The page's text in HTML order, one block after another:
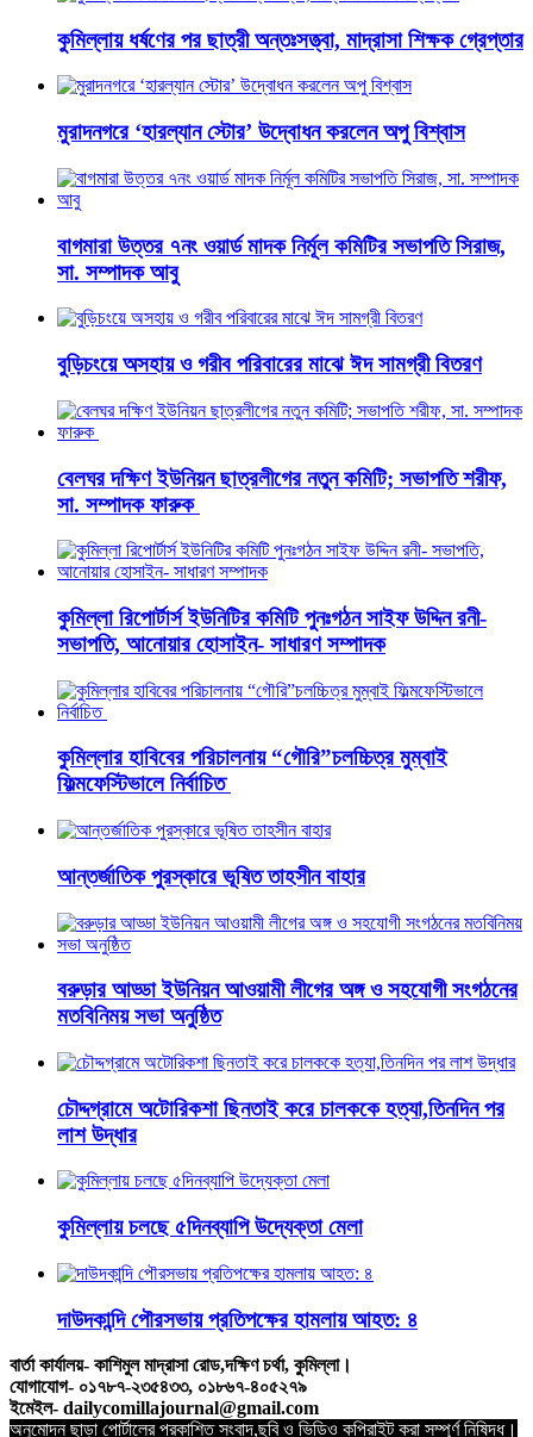
কুমিল্লায় ধর্ষণের পর ছাত্রী অন্তঃসত্ত্বা, মাদ্রাসা শিক্ষক গ্রেপ্তার
মুরাদনগরে ‘হারল্যান স্টোর’ উদ্বোধন করলেন অপু বিশ্বাস
বাগমারা উত্তর ৭নং ওয়ার্ড মাদক নির্মূল কমিটির সভাপতি সিরাজ,
সা. সম্পাদক আবু
বুড়িচংয়ে অসহায় ও গরীব পরিবারের মাঝে ঈদ সামগ্রী বিতরণ
বেলঘর দক্ষিণ ইউনিয়ন ছাত্রলীগের নতুন কমিটি; সভাপতি শরীফ,
সা. সম্পাদক ফারুক
কুমিল্লা রিপোর্টার্স ইউনিটির কমিটি পুনঃগঠন সাইফ উদ্দিন রনী-
সভাপতি, আনোয়ার হোসাইন- সাধারণ সম্পাদক
কুমিল্লার হাবিবের পরিচালনায় “গৌরি”চলচ্চিত্র মুম্বাই
ফিল্মফেস্টিভালে নির্বাচিত
আন্তর্জাতিক পুরস্কারে ভূষিত তাহসীন বাহার
বরুড়ার আড্ডা ইউনিয়ন আওয়ামী লীগের অঙ্গ ও সহযোগী সংগঠনের
মতবিনিময় সভা অনুষ্ঠিত
চৌদ্দগ্রামে অটোরিকশা ছিনতাই করে চালককে হত্যা,তিনদিন পর
লাশ উদ্ধার
কুমিল্লায় চলছে ৫দিনব্যাপি উদ্যেক্তা মেলা
দাউদকান্দি পৌরসভায় প্রতিপক্ষের হামলায় আহত: ৪
বার্তা কার্যালয়- কাশিমুল মাদ্রাসা রোড,দক্ষিণ চর্থা, কুমিল্লা।
যোগাযোগ- ০১৭৮৭-২৩৫৪৩৩, ০১৮৬৭-৪০৫২৭৯
ইমেইল- dailycomillajournal@gmail.com
অনুমোদন ছাড়া পোর্টালের প্রকাশিত সংবাদ,ছবি ও ভিডিও কপিরাইট করা সম্পূর্ণ নিষিদ্ধ।